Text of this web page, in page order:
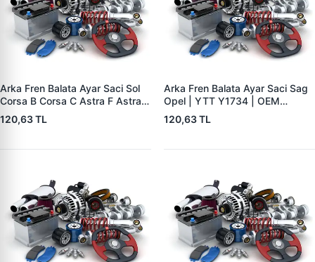
Arka Fren Balata Ayar Saci Sol
Corsa B Corsa C Astra F Astra G
Astra H Vectra B Tigra B | YTT
Y1735 | OEM 556440
120,63 TL
Arka Fren Balata Ayar Saci Sag
Opel | YTT Y1734 | OEM
556441
120,63 TL